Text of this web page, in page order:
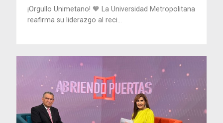
¡Orgullo Unimetano! 🧡 La Universidad Metropolitana
reafirma su liderazgo al reci...